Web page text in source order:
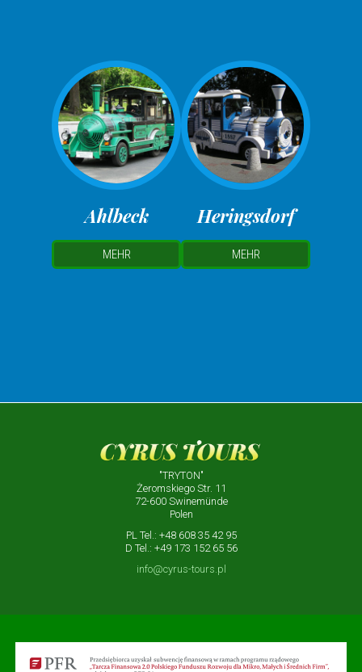
Ahlbeck
MEHR
Heringsdorf
MEHR
"TRYTON"
Żeromskiego Str. 11
72-600 Swinemünde
Polen
PL Tel.: +48 608 35 42 95
D Tel.: +49 173 152 65 56
info@cyrus-tours.pl